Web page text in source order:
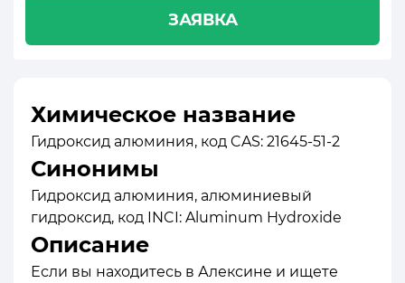
ЗАЯВКА
Химическое название
Гидроксид алюминия, код CAS: 21645-51-2
Синонимы
Гидроксид алюминия, алюминиевый
гидроксид, код INCI: Aluminum Hydroxide
Описание
Если вы находитесь в Алексине и ищете